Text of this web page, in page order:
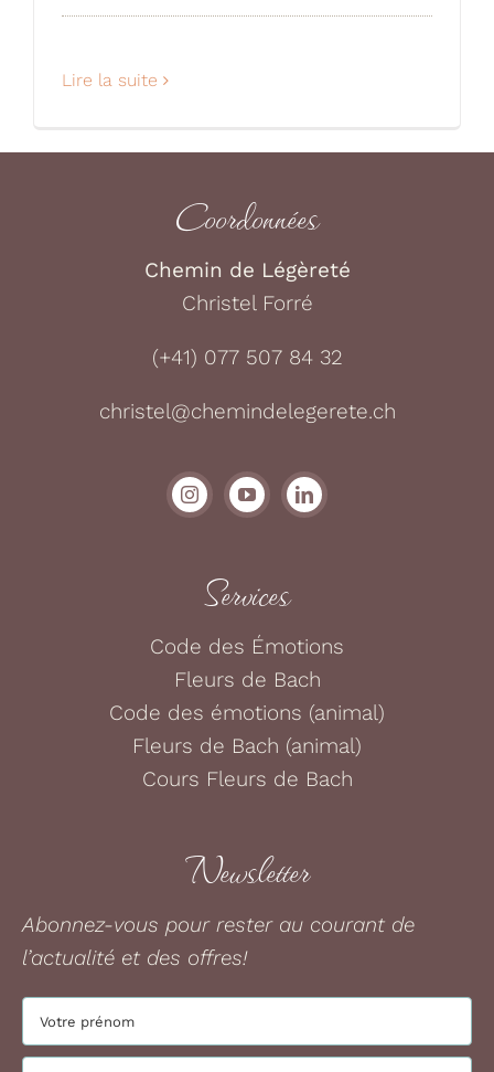
Lire la suite
Coordonnées
Chemin de Légèreté
Christel Forré
(+41) 077 507 84 32
christel@chemindelegerete.ch
Services
Code des Émotions
Fleurs de Bach
Code des émotions (animal)
Fleurs de Bach (animal)
Cours Fleurs de Bach
Newsletter
Abonnez-vous pour rester au courant de
l’actualité et des offres!